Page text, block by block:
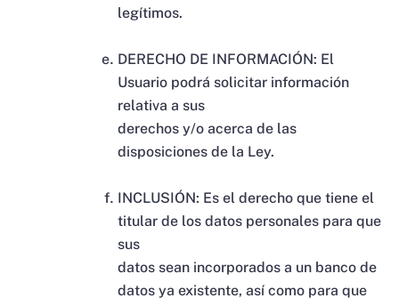
legítimos.
DERECHO DE INFORMACIÓN: El
Usuario podrá solicitar información
relativa a sus
derechos y/o acerca de las
disposiciones de la Ley.
INCLUSIÓN: Es el derecho que tiene el
titular de los datos personales para que
sus
datos sean incorporados a un banco de
datos ya existente, así como para que